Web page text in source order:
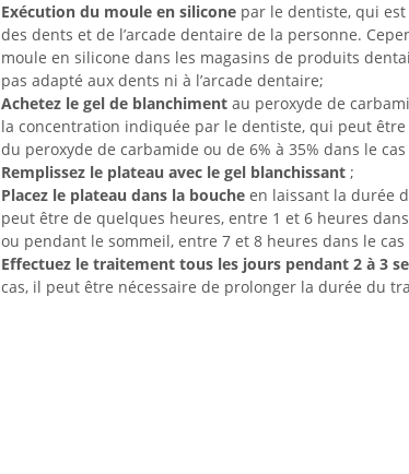
Exécution du moule en silicone par le dentiste, qui
des dents et de l’arcade dentaire de la personne.
moule en silicone dans les magasins de produits
pas adapté aux dents ni à l’arcade dentaire;
Achetez le gel de blanchiment au peroxyde de
la concentration indiquée par le dentiste, qui peut être
du peroxyde de carbamide ou de 6% à 35% dans le
Remplissez le plateau avec le gel blanchissant ;
Placez le plateau dans la bouche en laissant la durée
peut être de quelques heures, entre 1 et 6 heures
ou pendant le sommeil, entre 7 et 8 heures dans le
Effectuez le traitement tous les jours pendant 2 à 3
cas, il peut être nécessaire de prolonger la durée du